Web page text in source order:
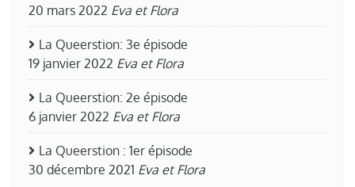
20 mars 2022 Eva et Flora
La Queerstion: 3e épisode
19 janvier 2022 Eva et Flora
La Queerstion: 2e épisode
6 janvier 2022 Eva et Flora
La Queerstion : 1er épisode
30 décembre 2021 Eva et Flora